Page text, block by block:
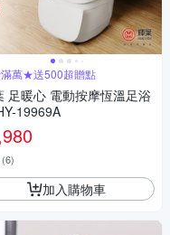
萬★送500超贈點
足暖心 電動按摩恆溫足浴
19969A
(6)
加入購物車